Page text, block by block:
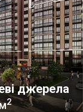
джерела
2